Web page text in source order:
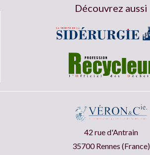
Découvrez aussi
42 rue d'Antrain
35700 Rennes (France)